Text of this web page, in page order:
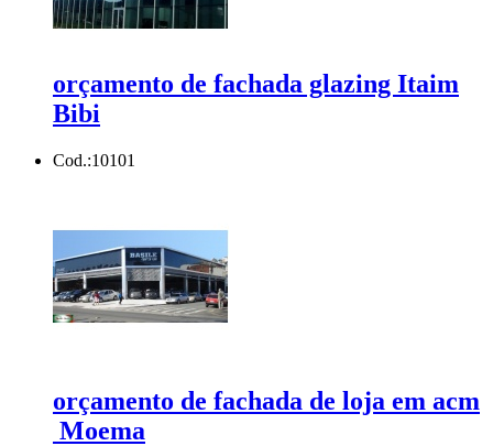
orçamento de fachada glazing Itaim
Bibi
Cod.:10101
orçamento de fachada de loja em acm
Moema